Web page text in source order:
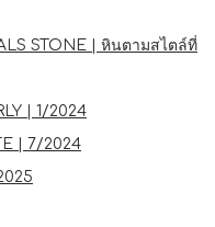
STONE | หินตามสไตล์ที่
| 1/2024
| 7/2024